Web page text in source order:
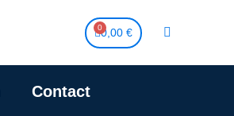
0,00 €
Contact